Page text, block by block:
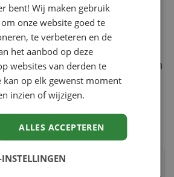
meer willen weten over hoe je
in beweging brengt en van
maakt en zo niet alleen
het binnenhalen en behouden
ook aandacht besteed aan
afscheid nemen van
bent! Wij maken gebruik
onze website goed te
te verbeteren en de
het aanbod op deze
websites van derden te
kan op elk gewenst moment
inzien of wijzigen.
ALLES ACCEPTEREN